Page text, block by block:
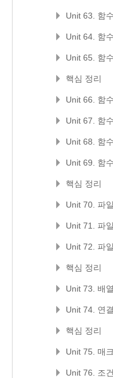
Unit 63. 함
Unit 64. 함
Unit 65. 함
핵심 정리
Unit 66. 함
Unit 67. 함
Unit 68. 함
Unit 69. 함
핵심 정리
Unit 70. 파
Unit 71. 파
Unit 72. 파
핵심 정리
Unit 73. 배
Unit 74. 연
핵심 정리
Unit 75. 매
Unit 76. 조